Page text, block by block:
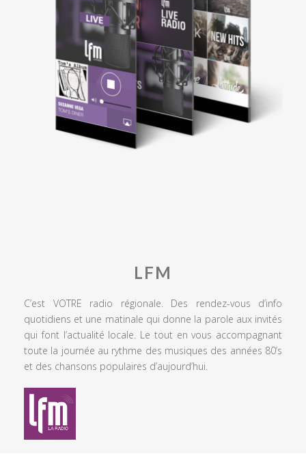
LFM
C’est VOTRE radio régionale. Des rendez-vous d’info
quotidiens et une matinale qui donne la parole aux invités
qui font l’actualité locale. Le tout en vous accompagnant
toute la journée au rythme des musiques des années 80’s
et des chansons populaires d’aujourd’hui.